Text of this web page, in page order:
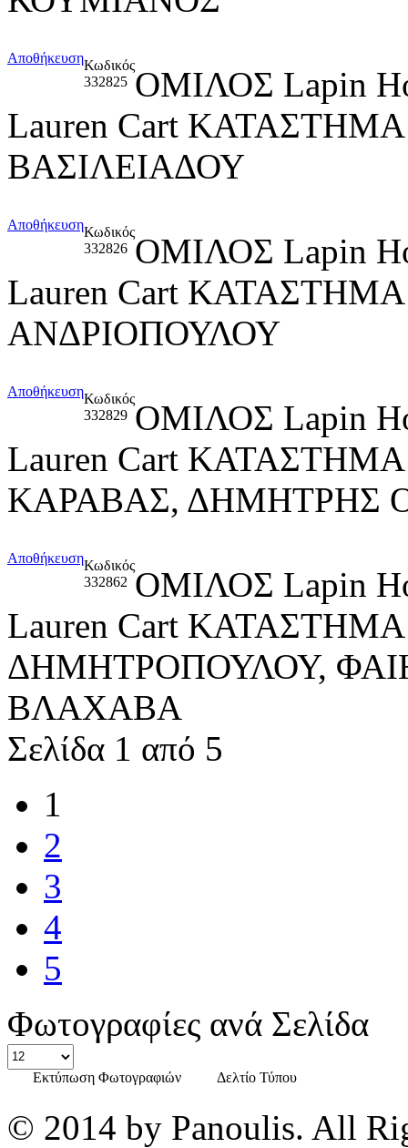
ΑποθήκευσηΚωδικός
332825 ΟΜΙΛΟΣ Lapin
Lauren Cart
ΒΑΣΙΛΕΙΑΔΟΥ
ΑποθήκευσηΚωδικός
332826 ΟΜΙΛΟΣ Lapin
Lauren Cart
ΑΝΔΡΙΟΠΟΥΛΟΥ
ΑποθήκευσηΚωδικός
332829 ΟΜΙΛΟΣ Lapin
Lauren Cart
ΚΑΡΑΒΑΣ, ΔΗΜΗΤΡΗΣ
ΑποθήκευσηΚωδικός
332862 ΟΜΙΛΟΣ Lapin
Lauren Cart
ΔΗΜΗΤΡΟΠΟΥΛΟΥ,
ΒΛΑΧΑΒΑ
Σελίδα 1 από 5
1
2
3
4
5
Φωτογραφίες ανά Σελίδα
Εκτύπωση Φωτογραφιών Δελτίο Τύπου
© 2014 by Panoulis. All